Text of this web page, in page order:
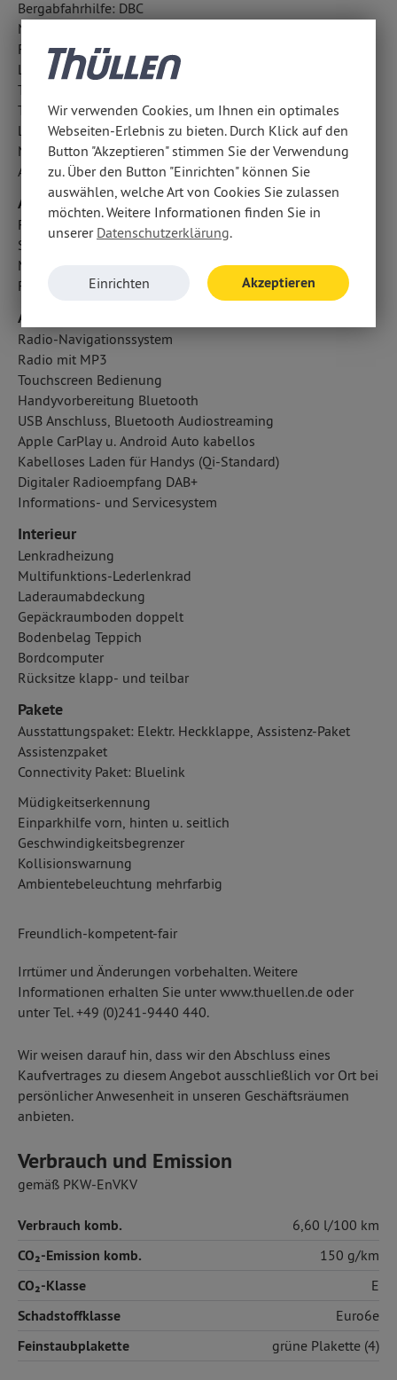
Bergabfahrhilfe: DBC
Notrufsystem
Fahrerassistenzpaket
LED-Tagfahrlicht
Traktionskontrolle
Totwinkel-Assistent
LED-Scheinwerfer
Notbremsassistent
Aufmerksamkeitsassistent
Airbags
Fondairbags: Vorhangairbags
Seitenairbag vorn
Mittelairbag
Fahrer- /Beifahrerairbag
Audio & Kommunikation
Radio-Navigationssystem
Radio mit MP3
Touchscreen Bedienung
Handyvorbereitung Bluetooth
USB Anschluss, Bluetooth Audiostreaming
Apple CarPlay u. Android Auto kabellos
Kabelloses Laden für Handys (Qi-Standard)
Digitaler Radioempfang DAB+
Informations- und Servicesystem
Interieur
Lenkradheizung
Multifunktions-Lederlenkrad
Laderaumabdeckung
Gepäckraumboden doppelt
Bodenbelag Teppich
Bordcomputer
Rücksitze klapp- und teilbar
Pakete
Ausstattungspaket: Elektr. Heckklappe, Assistenz-Paket
Assistenzpaket
Connectivity Paket: Bluelink
Müdigkeitserkennung
Einparkhilfe vorn, hinten u. seitlich
Geschwindigkeitsbegrenzer
Kollisionswarnung
Ambientebeleuchtung mehrfarbig
Freundlich-kompetent-fair
Irrtümer und Änderungen vorbehalten. Weitere
Informationen erhalten Sie unter www.thuellen.de oder
unter Tel. +49 (0)241-9440 440.
Wir weisen darauf hin, dass wir den Abschluss eines
Kaufvertrages zu diesem Angebot ausschließlich vor Ort bei
persönlicher Anwesenheit in unseren Geschäftsräumen
anbieten.
Verbrauch und Emission
gemäß PKW-EnVKV
Verbrauch komb. 6,60 l/100 km
CO₂-Emission komb. 150 g/km
CO₂-Klasse E
Schadstoffklasse Euro6e
Feinstaubplakette grüne Plakette (4)
Wir verwenden Cookies, um Ihnen ein optimales
Webseiten-Erlebnis zu bieten. Durch Klick auf den
Button "Akzeptieren" stimmen Sie der Verwendung
zu. Über den Button "Einrichten" können Sie
auswählen, welche Art von Cookies Sie zulassen
möchten. Weitere Informationen finden Sie in
unserer Datenschutzerklärung.
Einrichten Akzeptieren